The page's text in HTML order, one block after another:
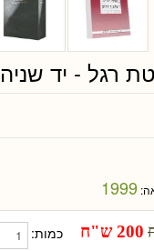
רגל - יד שניה
1999
200 ש"ח כמות: